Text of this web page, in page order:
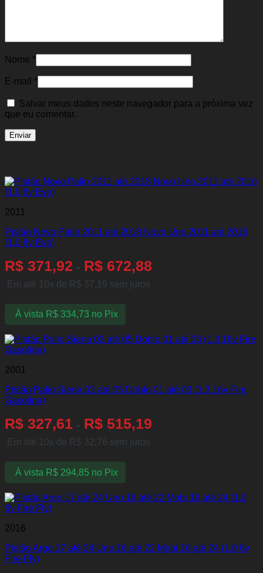
Nome *
E-mail *
Salvar meus dados neste navegador para a próxima vez
que eu comentar.
2011
Pistão Novo Palio 2011 até 2018 Novo Uno 2011 até 2016
(1.0 8v Evo)
R$ 371,92 - R$ 672,88
Em até 10x de R$ 37,19 sem juros
À vista R$334,73 no Pix
2001
Pistão Palio Siena 02 até 05 Doblo 01 até 03 (1.3 16v Fire
Gasolina)
R$ 327,61 - R$ 515,19
Em até 10x de R$ 32,76 sem juros
À vista R$294,85 no Pix
2016
Pistão Argo 17 até 24 Uno 16 até 22 Mobi 16 até 24 (1.0 6v
Fire Fly)